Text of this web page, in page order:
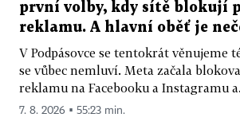
první volby, kdy sítě blokují
reklamu. A hlavní oběť je
V Podpásovce se tentokrát věnujeme
se vůbec nemluví. Meta začala
reklamu na Facebooku a Instagramu
7. 8. 2026 ▪ 55:23 min.